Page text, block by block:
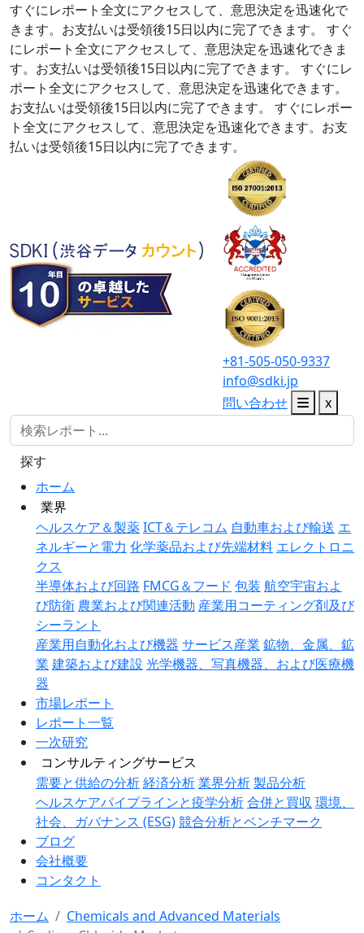
すぐにレポート全文にアクセスして、意思決定を迅速化で
きます。お支払いは受領後15日以内に完了できます。
すぐ
にレポート全文にアクセスして、意思決定を迅速化できま
す。お支払いは受領後15日以内に完了できます。
すぐにレ
ポート全文にアクセスして、意思決定を迅速化できます。
お支払いは受領後15日以内に完了できます。
すぐにレポー
ト全文にアクセスして、意思決定を迅速化できます。お支
払いは受領後15日以内に完了できます。
+81-505-050-9337
info@sdki.jp
問い合わせ
x
ホーム
業界
ヘルスケア＆製薬ICT＆テレコム 自動車および輸送 エ
ネルギーと電力 化学薬品および先端材料 エレクトロニ
クス
半導体および回路 FMCG＆フード 包装 航空宇宙およ
び防衛 農業および関連活動 産業用コーティング剤及び
シーラント
産業用自動化および機器 サービス産業 鉱物、金属、鉱
業 建築および建設 光学機器、写真機器、および医療機
器
市場レポート
レポート一覧
一次研究
コンサルティングサービス
需要と供給の分析経済分析業界分析製品分析
ヘルスケアパイプラインと疫学分析合併と買収 環境、
社会、ガバナンス (ESG)競合分析とベンチマーク
ブログ
会社概要
コンタクト
探す
ホーム
Chemicals and Advanced Materials